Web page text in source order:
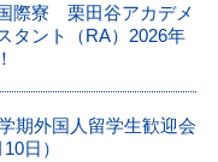
際寮 栗田谷アカデメ
タント（RA）2026年
期外国人留学生歓迎会
日）